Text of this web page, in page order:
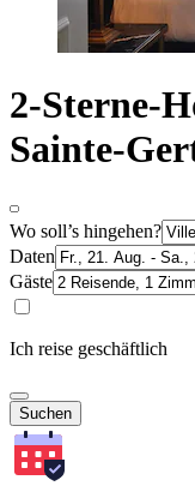
2-Sterne-
Sainte-
Wo soll’s hingehen?
Daten
Gäste
Ich reise geschäftlich
Suchen